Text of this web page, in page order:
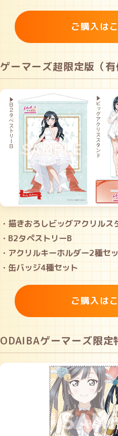
ご購入は
ゲーマーズ超限定版（有
・描きおろしビッグアクリルス
・B2タペストリーB
・アクリルキーホルダー2種セ
・缶バッジ4種セット
ご購入は
ODAIBAゲーマーズ限定